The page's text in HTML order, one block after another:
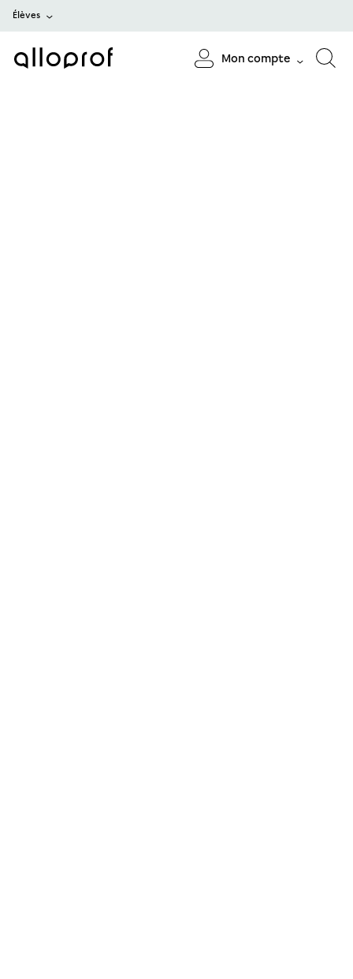
Élèves
Mon compte